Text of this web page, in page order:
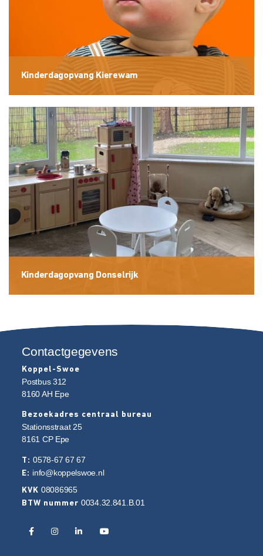
Kinderdagopvang Kierewam
Kinderdagopvang Donselrijk
Contactgegevens
Koppel-Swoe
Postbus 312
8160 AH Epe
Bezoekadres centraal bureau
Stationsstraat 25
8161 CP Epe
T:0578-67 67 67
E: info@koppelswoe.nl
KVK 08086965
BTW nummer 0034.32.841.B.01